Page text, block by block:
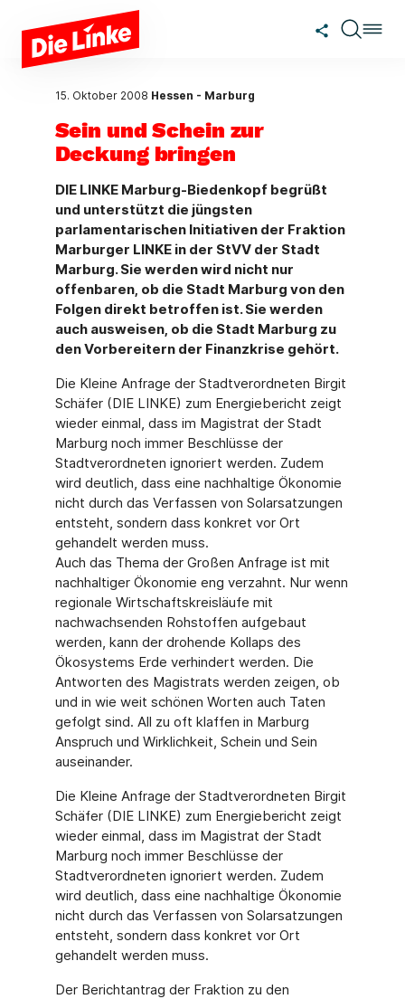
Zum Hauptinhalt springen
15. Oktober 2008 Hessen - Marburg
Sein und Schein zur
Deckung bringen
DIE LINKE Marburg-Biedenkopf begrüßt
und unterstützt die jüngsten
parlamentarischen Initiativen der Fraktion
Marburger LINKE in der StVV der Stadt
Marburg. Sie werden wird nicht nur
offenbaren, ob die Stadt Marburg von den
Folgen direkt betroffen ist. Sie werden
auch ausweisen, ob die Stadt Marburg zu
den Vorbereitern der Finanzkrise gehört.
Die Kleine Anfrage der Stadtverordneten Birgit
Schäfer (DIE LINKE) zum Energiebericht zeigt
wieder einmal, dass im Magistrat der Stadt
Marburg noch immer Beschlüsse der
Stadtverordneten ignoriert werden. Zudem
wird deutlich, dass eine nachhaltige Ökonomie
nicht durch das Verfassen von Solarsatzungen
entsteht, sondern dass konkret vor Ort
gehandelt werden muss.
Auch das Thema der Großen Anfrage ist mit
nachhaltiger Ökonomie eng verzahnt. Nur wenn
regionale Wirtschaftskreisläufe mit
nachwachsenden Rohstoffen aufgebaut
werden, kann der drohende Kollaps des
Ökosystems Erde verhindert werden. Die
Antworten des Magistrats werden zeigen, ob
und in wie weit schönen Worten auch Taten
gefolgt sind. All zu oft klaffen in Marburg
Anspruch und Wirklichkeit, Schein und Sein
auseinander.
Die Kleine Anfrage der Stadtverordneten Birgit
Schäfer (DIE LINKE) zum Energiebericht zeigt
wieder einmal, dass im Magistrat der Stadt
Marburg noch immer Beschlüsse der
Stadtverordneten ignoriert werden. Zudem
wird deutlich, dass eine nachhaltige Ökonomie
nicht durch das Verfassen von Solarsatzungen
entsteht, sondern dass konkret vor Ort
gehandelt werden muss.
Der Berichtantrag der Fraktion zu den